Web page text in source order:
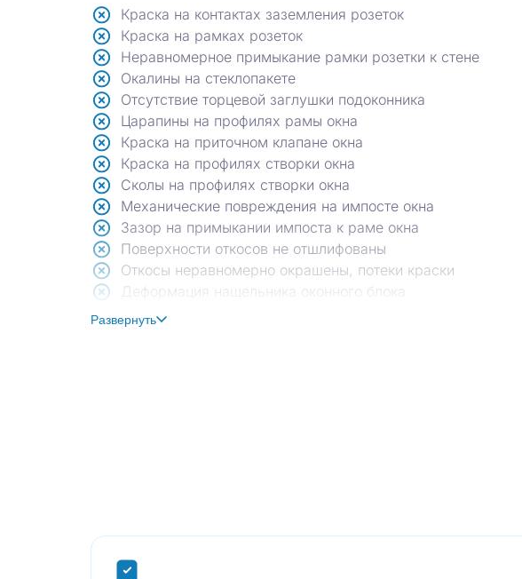
Краска на контактах заземления розеток
Краска на рамках розеток
Неравномерное примыкание рамки розетки к стене
Окалины на стеклопакете
Отсутствие торцевой заглушки подоконника
Царапины на профилях рамы окна
Краска на приточном клапане окна
Краска на профилях створки окна
Сколы на профилях створки окна
Механические повреждения на импосте окна
Зазор на примыкании импоста к раме окна
Поверхности откосов не отшлифованы
Откосы неравномерно окрашены, потеки краски
Деформация нащельника оконного блока
Не удалена защитная плёнка с профиля створки с
Механические повреждения на обойном полотне
Развернуть